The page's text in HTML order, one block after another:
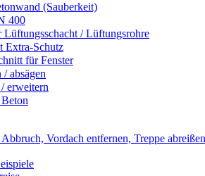
(Sauberkeit)
400
/ Lüftungsrohre
Extra-Schutz
für Fenster
absägen
erweitern
Vordach entfernen, Treppe